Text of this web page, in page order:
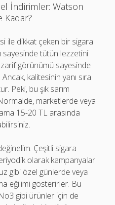
İndirimler: Watson
Kadar?
ile dikkat çeken bir sigara
sayesinde tütün lezzetini
görünümü sayesinde
kalitesinin yanı sıra
Peki, bu şık sarım
Normalde, marketlerde veya
15-20 TL arasında
Çeşitli sigara
olarak kampanyalar
gibi özel günlerde veya
eğilimi gösterirler. Bu
gibi ürünler için de